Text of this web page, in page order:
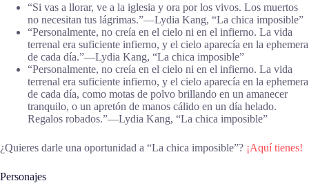
“Si vas a llorar, ve a la iglesia y ora por los vivos. Los muertos
no necesitan tus lágrimas.”―Lydia Kang, “La chica imposible”
“Personalmente, no creía en el cielo ni en el infierno. La vida
terrenal era suficiente infierno, y el cielo aparecía en la ephemera
de cada día.”―Lydia Kang, “La chica imposible”
“Personalmente, no creía en el cielo ni en el infierno. La vida
terrenal era suficiente infierno, y el cielo aparecía en la ephemera
de cada día, como motas de polvo brillando en un amanecer
tranquilo, o un apretón de manos cálido en un día helado.
Regalos robados.”―Lydia Kang, “La chica imposible”
¿Quieres darle una oportunidad a “La chica imposible”? ¡Aquí tienes!
Personajes